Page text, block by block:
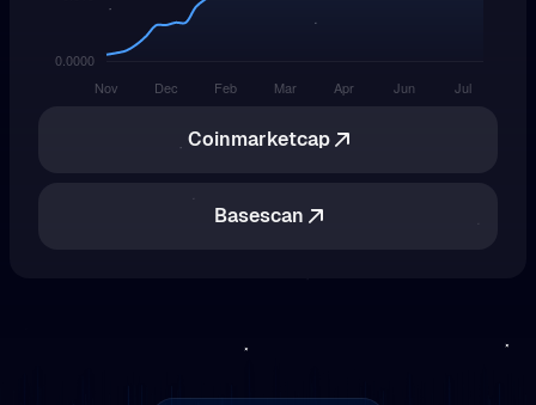
Coinmarketcap
Basescan